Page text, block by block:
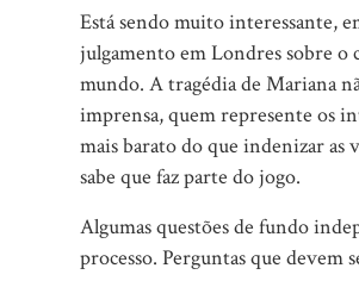
Está sendo muito interessante,
julgamento em Londres sobre o
mundo. A tragédia de Mariana
imprensa, quem represente os
mais barato do que indenizar as
sabe que faz parte do jogo.
Algumas questões de fundo
processo. Perguntas que devem